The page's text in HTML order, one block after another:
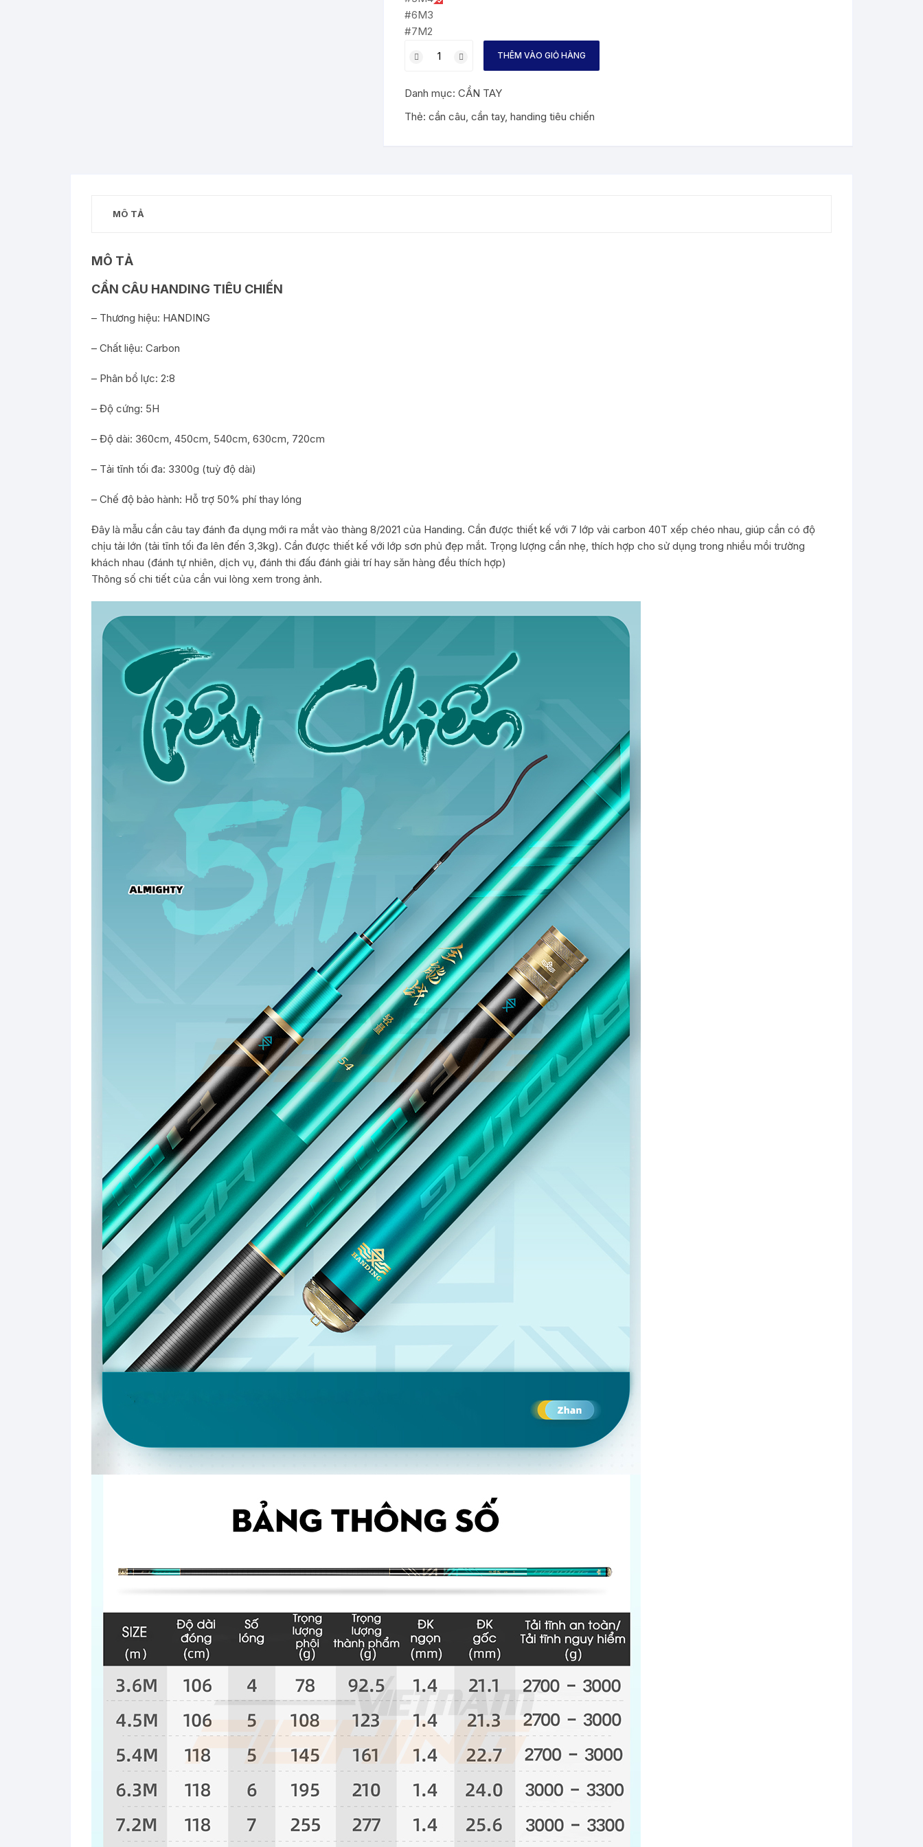
#6M3
#7M2
CÂU
TIÊU
CHIẾN
THÊM VÀO GIỎ HÀNG
Danh mục: CẦN TAY
Thẻ: cần câu, cần tay, handing tiêu chiến
MÔ TẢ
MÔ TẢ
CẦN CÂU HANDING TIÊU CHIẾN
– Thương hiệu: HANDING
– Chất liệu: Carbon
– Phân bổ lực: 2:8
– Độ cứng: 5H
– Độ dài: 360cm, 450cm, 540cm, 630cm, 720cm
– Tải tĩnh tối đa: 3300g (tuỳ độ dài)
– Chế độ bảo hành: Hỗ trợ 50% phí thay lóng
Đây là mẫu cần câu tay đánh đa dụng mới ra mắt vào thàng 8/2021 của Handing. Cần được thiết kế với 7 lớp vải carbon 40T xếp chéo nhau, giúp cần có độ
chịu tải lớn (tải tĩnh tối đa lên đến 3,3kg). Cần được thiết kế với lớp sơn phủ đẹp mắt. Trọng lượng cần nhẹ, thích hợp cho sử dụng trong nhiều mồi trường
khách nhau (đánh tự nhiên, dịch vụ, đánh thi đấu đánh giải trí hay săn hàng đều thích hợp)
Thông số chi tiết của cần vui lòng xem trong ảnh.